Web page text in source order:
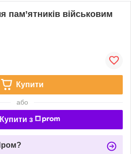
пам’ятників військовим
Купити
або
Купити з